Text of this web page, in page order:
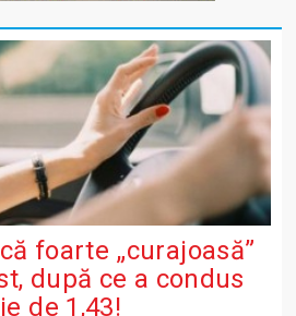
foarte „curajoasă”
după ce a condus
de 1,43!